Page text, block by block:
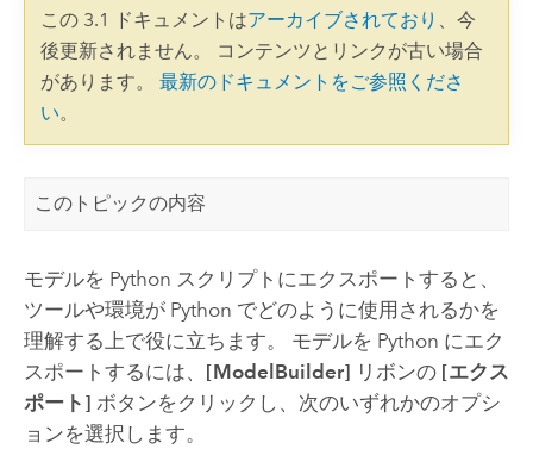
この 3.1 ドキュメントはアーカイブされており 、今
後更新されません。 コンテンツとリンクが古い場合
があります。 最新のドキュメントをご参照くださ
い。
このトピックの内容
モデルを Python スクリプトにエクスポートすると、
ツールや環境が Python でどのように使用されるかを
理解する上で役に立ちます。 モデルを Python にエク
スポートするには、 [ModelBuilder] リボンの [エクス
ポート] ボタンをクリックし、次のいずれかのオプシ
ョンを選択します。